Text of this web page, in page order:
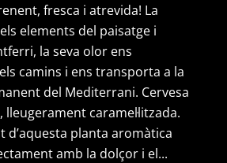
fresca i atrevida! La
elements del paisatge i
la seva olor ens
camins i ens transporta a la
del Mediterrani. Cervesa
caramel·litzada.
d’aquesta planta aromàtica
amb la dolçor i el...